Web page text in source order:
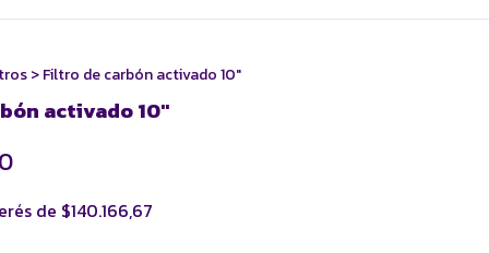
> Filtro de carbón activado 10"
activado 10"
de $140.166,67